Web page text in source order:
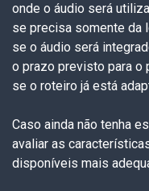
onde o áudio será
se precisa somente da
se o áudio será
o prazo previsto para o
se o roteiro já está
Caso ainda não tenha
avaliar as
disponíveis mais